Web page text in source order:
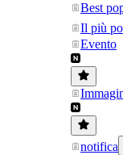
Best
Il più
Evento
notifica